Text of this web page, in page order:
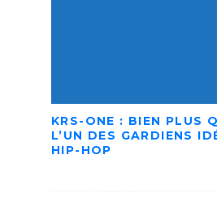
KRS-ONE : BIEN PLUS
L’UN DES GARDIENS
HIP-HOP